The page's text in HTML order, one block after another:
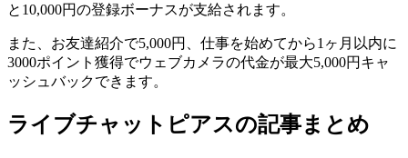
と10,000円の登録ボーナスが支給されます。
また、お友達紹介で5,000円、仕事を始めてから1ヶ月以内に
3000ポイント獲得でウェブカメラの代金が最大5,000円キャ
ッシュバックできます。
ライブチャットピアスの記事まとめ